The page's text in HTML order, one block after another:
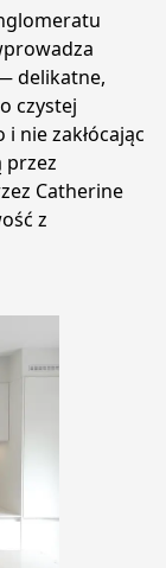
delikatne,
czystej
nie zakłócając
przez
Catherine
z